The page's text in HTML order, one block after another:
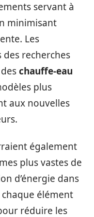
servant à
minimisant
Les
recherches
chauffe-eau
plus
aux nouvelles
également
plus vastes de
d’énergie dans
élément
réduire les